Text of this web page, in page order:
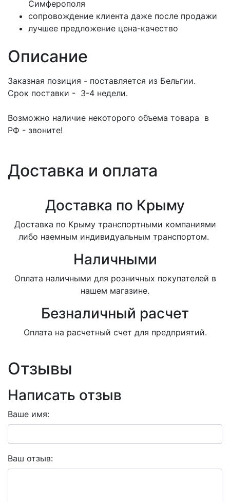
Симферополя
сопровождение клиента даже после продажи
лучшее предложение цена-качество
Описание
Заказная позиция - поставляется из Бельгии.
Срок поставки - 3-4 недели.
Возможно наличие некоторого объема товара в
РФ - звоните!
Доставка и оплата
Доставка по Крыму
Доставка по Крыму транспортными компаниями
либо наемным индивидуальным транспортом.
Наличными
Оплата наличными для розничных покупателей в
нашем магазине.
Безналичный расчет
Оплата на расчетный счет для предприятий.
Отзывы
Написать отзыв
Ваше имя:
Ваш отзыв: